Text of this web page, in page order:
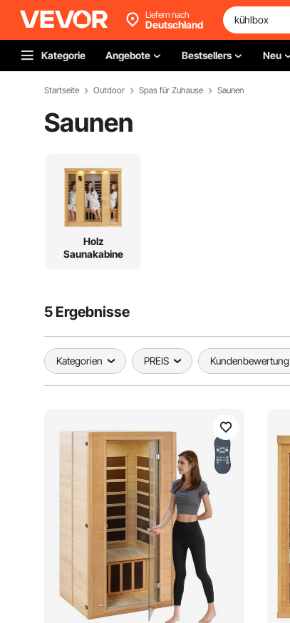
Liefern nach
Deutschland
Kategorie Angebote Bestsellers Neu
Startseite Outdoor Spas für Zuhause Saunen
Saunen
Holz
Saunakabine
5 Ergebnisse
Kategorien PREIS Kundenbewertung